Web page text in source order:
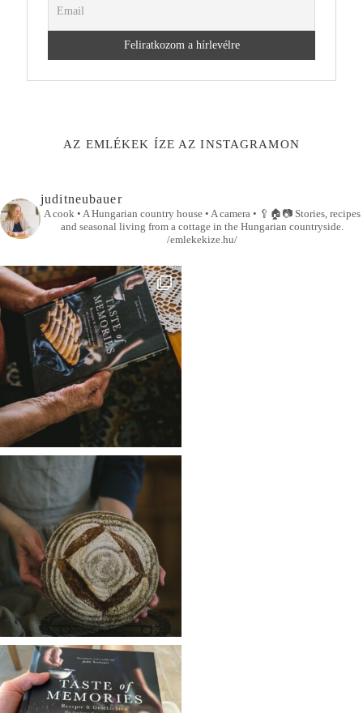
AZ EMLÉKEK ÍZE AZ INSTAGRAMON
juditneubauer
A cook • A Hungarian country house • A camera • 🥄🏠📷Stories, recipes
and seasonal living from a cottage in the Hungarian countryside.
/emlekekize.hu/